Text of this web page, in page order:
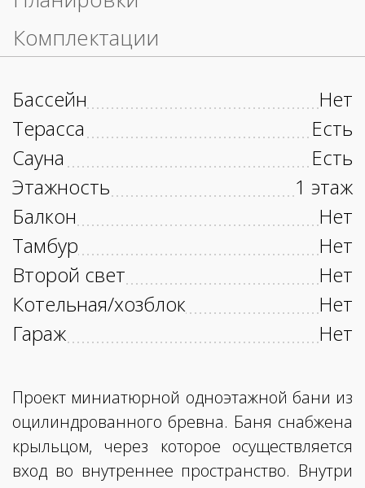
Комплектации
Бассейн
Нет
Терасса
Есть
Сауна
Есть
Этажность
1 этаж
Балкон
Нет
Тамбур
Нет
Второй свет
Нет
Котельная/хозблок
Нет
Гараж
Нет
Проект миниатюрной одноэтажной бани из
оцилиндрованного бревна. Баня снабжена
крыльцом, через которое осуществляется
вход во внутреннее пространство. Внутри